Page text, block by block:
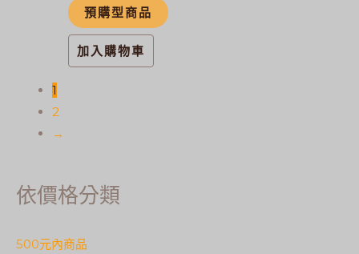
依價格分類
500元內商品
預購型商品
加入購物車
1
2
→